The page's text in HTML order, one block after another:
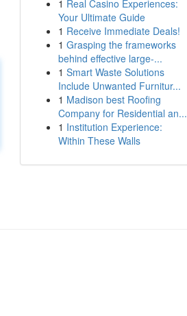
1 Real Casino Experiences:
Your Ultimate Guide
1 Receive Immediate Deals!
1 Grasping the frameworks
behind effective large-...
1 Smart Waste Solutions
Include Unwanted Furnitur...
1 Madison best Roofing
Company for Residential an...
1 Institution Experience:
Within These Walls